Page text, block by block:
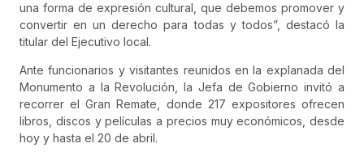
una forma de expresión cultural, que debemos promover y
convertir en un derecho para todas y todos”, destacó la
titular del Ejecutivo local.
Ante funcionarios y visitantes reunidos en la explanada del
Monumento a la Revolución, la Jefa de Gobierno invitó a
recorrer el Gran Remate, donde 217 expositores ofrecen
libros, discos y películas a precios muy económicos, desde
hoy y hasta el 20 de abril.